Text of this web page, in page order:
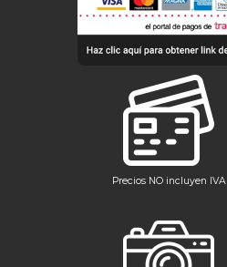
Precios NO incluyen IVA